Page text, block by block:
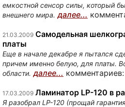
емкостной сенсор силы, который
внешнего мира. далее...
21.03.2009 Самодельная
платы
Еще в начале декабре я пытался
причем именно белую, для платы.
области. далее...
17.03.2009 Ламинатор LP-120 в
Я разобрал LP-120 (прощай